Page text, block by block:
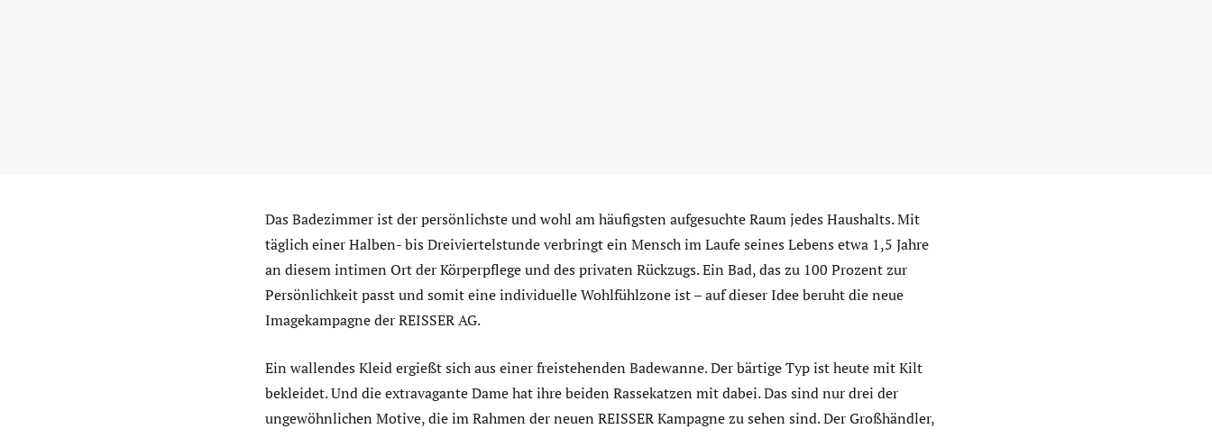
Das Badezimmer ist der persönlichste und wohl am häufigsten aufgesuchte Raum jedes Haushalts. Mit
täglich einer Halben- bis Dreiviertelstunde verbringt ein Mensch im Laufe seines Lebens etwa 1,5 Jahre
an diesem intimen Ort der Körperpflege und des privaten Rückzugs. Ein Bad, das zu 100 Prozent zur
Persönlichkeit passt und somit eine individuelle Wohlfühlzone ist – auf dieser Idee beruht die neue
Imagekampagne der REISSER AG.
Ein wallendes Kleid ergießt sich aus einer freistehenden Badewanne. Der bärtige Typ ist heute mit Kilt
bekleidet. Und die extravagante Dame hat ihre beiden Rassekatzen mit dabei. Das sind nur drei der
ungewöhnlichen Motive, die im Rahmen der neuen REISSER Kampagne zu sehen sind. Der Großhändler,